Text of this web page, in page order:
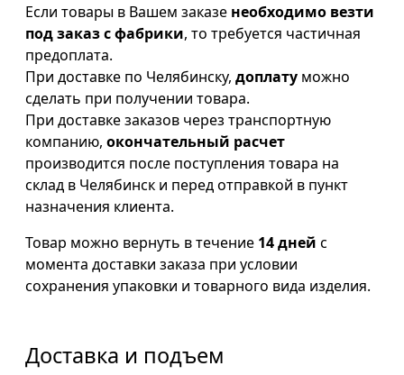
Если товары в Вашем заказе необходимо везти
под заказ с фабрики, то требуется частичная
предоплата.
При доставке по Челябинску, доплату можно
сделать при получении товара.
При доставке заказов через транспортную
компанию, окончательный расчет
производится после поступления товара на
склад в Челябинск и перед отправкой в пункт
назначения клиента.
Товар можно вернуть в течение 14 дней с
момента доставки заказа при условии
сохранения упаковки и товарного вида изделия.
Доставка и подъем